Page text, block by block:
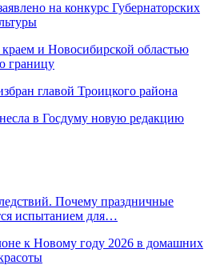
на конкурс Губернаторских
и Новосибирской областью
границу
главой Троицкого района
в Госдуму новую редакцию
Почему праздничные
испытанием для…
к Новому году 2026 в домашних